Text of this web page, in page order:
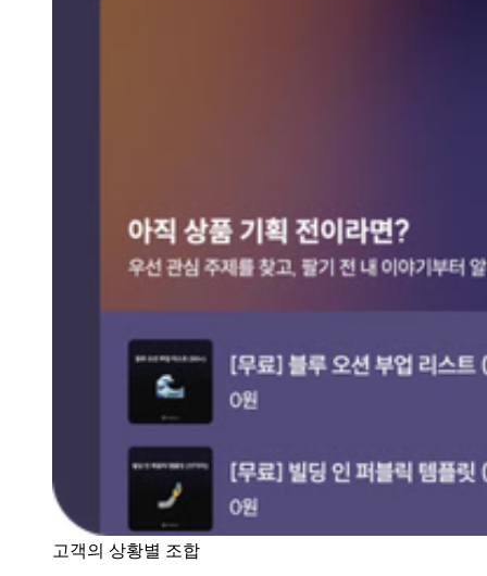
고객의 상황별 조합